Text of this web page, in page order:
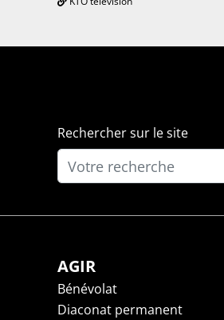
Rechercher sur le site
AGIR
Bénévolat
Diaconat permanent